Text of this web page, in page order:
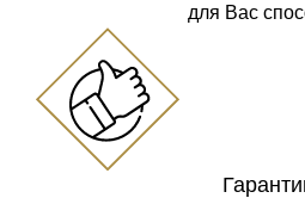
для Вас